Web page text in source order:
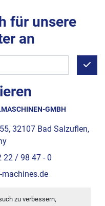
zu verbessern,
GMBH
32107 Bad Salzuflen,
22 / 98 47 - 0
für unsere
an